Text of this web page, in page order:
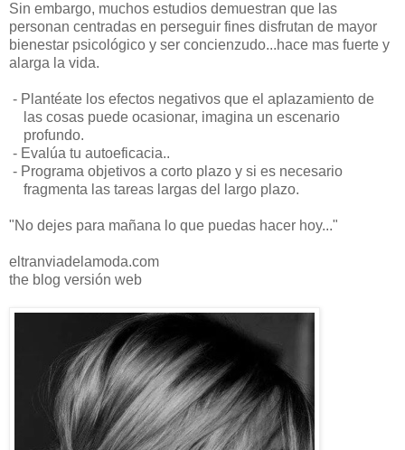
Sin embargo, muchos estudios demuestran que las
personan centradas en perseguir fines disfrutan de mayor
bienestar psicológico y ser concienzudo...hace mas fuerte y
alarga la vida.
- Plantéate los efectos negativos que el aplazamiento de
las cosas puede ocasionar, imagina un escenario
profundo.
- Evalúa tu autoeficacia..
- Programa objetivos a corto plazo y si es necesario
fragmenta las tareas largas del largo plazo.
"No dejes para mañana lo que puedas hacer hoy..."
eltranviadelamoda.com
the blog versión web